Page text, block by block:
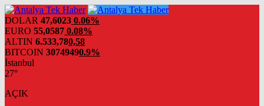
DOLAR 47,6023 0.06%
EURO 55,0587 0.08%
ALTIN 6.533,780,58
BITCOIN 30749490.9%
İstanbul
27°
AÇIK